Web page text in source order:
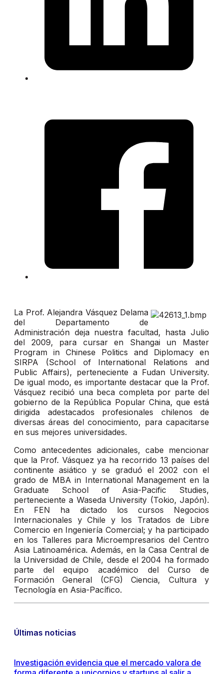
La Prof. Alejandra Vásquez Delama
del Departamento de
Administración deja nuestra facultad, hasta Julio
del 2009, para cursar en Shangai un Master
Program in Chinese Politics and Diplomacy en
SIRPA (School of International Relations and
Public Affairs), perteneciente a Fudan University.
De igual modo, es importante destacar que la Prof.
Vásquez recibió una beca completa por parte del
gobierno de la República Popular China, que está
dirigida adestacados profesionales chilenos de
diversas áreas del conocimiento, para capacitarse
en sus mejores universidades.
Como antecedentes adicionales, cabe mencionar
que la Prof. Vásquez ya ha recorrido 13 países del
continente asiático y se graduó el 2002 con el
grado de MBA in International Management en la
Graduate School of Asia-Pacific Studies,
perteneciente a Waseda University (Tokio, Japón).
En FEN ha dictado los cursos Negocios
Internacionales y Chile y los Tratados de Libre
Comercio en Ingeniería Comercial; y ha participado
en los Talleres para Microempresarios del Centro
Asia Latinoamérica. Además, en la Casa Central de
la Universidad de Chile, desde el 2004 ha formado
parte del equipo académico del Curso de
Formación General (CFG) Ciencia, Cultura y
Tecnología en Asia-Pacífico.
Últimas noticias
Investigación evidencia que el mercado valora de